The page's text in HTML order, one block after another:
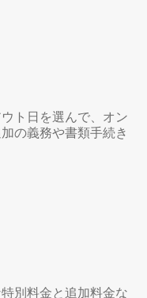
ト日を選んで、オン
の義務や書類手続き
別料金と追加料金な